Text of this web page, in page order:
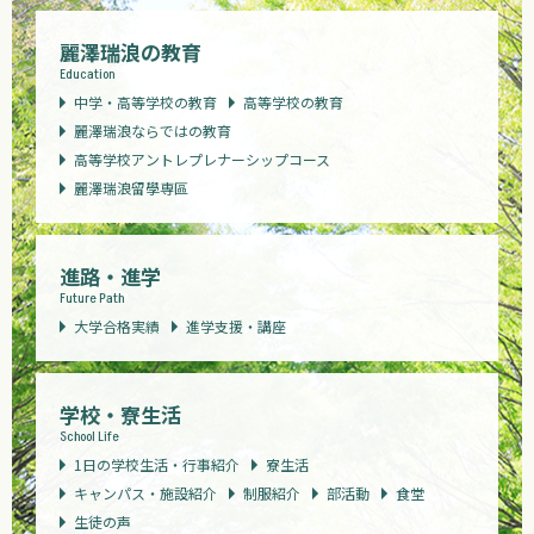
麗澤瑞浪の教育
Education
中学・高等学校の教育
高等学校の教育
麗澤瑞浪ならではの教育
高等学校アントレプレナーシップコース
麗澤瑞浪留學専區
進路・進学
Future Path
大学合格実績
進学支援・講座
学校・寮生活
School Life
1日の学校生活・行事紹介
寮生活
キャンパス・施設紹介
制服紹介 部活動
食堂
生徒の声